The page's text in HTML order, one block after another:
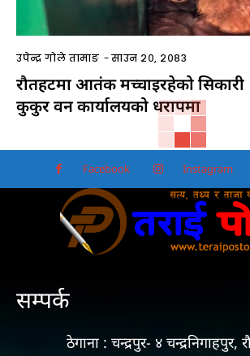
उपेन्द्र गोले तामाङ -साउन २०, २०८३
रौतहटमा आतंक मच्चाइरहेको सिकारी
कुकुर वन कार्यालयको धरापमा
Facebook Instagram
सम्पर्क
ठेगाना : चन्द्रपुर- ४ चन्द्रनिगाहपुर,